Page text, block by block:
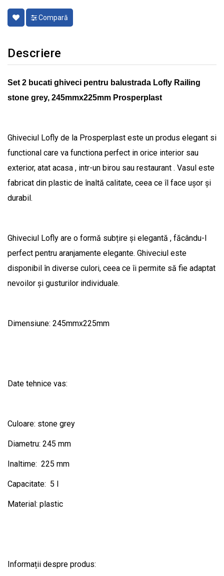
Compară
Descriere
Set 2 bucati ghiveci pentru balustrada Lofly Railing
stone grey, 245mmx225mm Prosperplast
Ghiveciul Lofly de la Prosperplast este un produs elegant si
functional care va functiona perfect in orice interior sau
exterior, atat acasa , intr-un birou sau restaurant . Vasul este
fabricat din plastic de înaltă calitate, ceea ce îl face ușor și
durabil.
Ghiveciul Lofly are o formă subțire și elegantă , făcându-l
perfect pentru aranjamente elegante. Ghiveciul este
disponibil în diverse culori, ceea ce îi permite să fie adaptat
nevoilor și gusturilor individuale.
Dimensiune: 245mmx225mm
Date tehnice vas:
Culoare: stone grey
Diametru: 245 mm
Inaltime: 225 mm
Capacitate: 5 l
Material: plastic
Informații despre produs: